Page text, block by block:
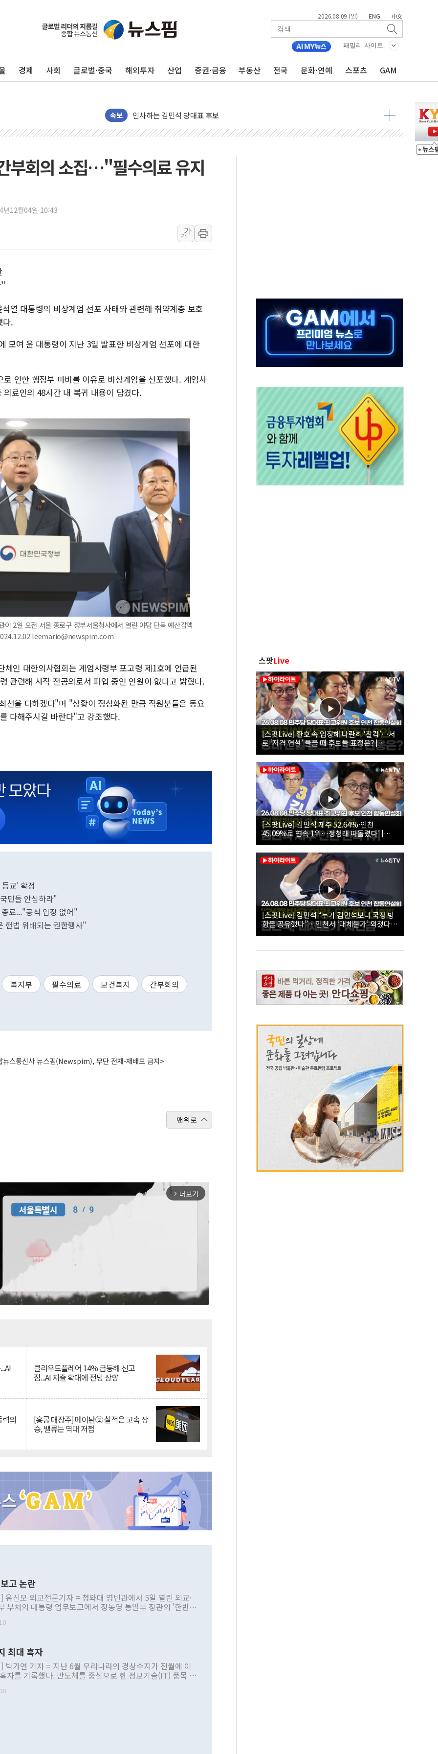
2026.08.09 (일) | ENG | 中文
패밀리 사이트
경제 사회 글로벌·중국 해외투자 산업 증권·금융 부동산 전국 문화·연예 스포츠 GAM
속보
포항시 재난예산 40억 긴급 투입…고수온 양식장 복구·지원 '총력'
울진·영덕 '호우특보'-포항 '산사태 주의보'...경북도, 호우 피해·통제구간 없어
인천 합동연설회 나선 송영길·정청래·김민석 당대표 후보
[속보] 민주, 제주·인천 경선 결과 발표...김민석 47.75% 정청래 42.08%
[속보] 민주, 인천 경선 결과 발표...김민석 45.09% 정청래 43.27% 송영길 11.63%
이번주 국내 주요 금융일정(8.10~8.14)
美, 이란전 출구전략 만지작…공습 한계·탄약 부족 현실화
李대통령 "결혼 때문에 손해 보는 일 없게"…'결혼 페널티' 22개 과제 손본다
여수 오동도 인근 해상서 모터보트 전복…1명 사망·1명 실종
'화합' 꺼낸 김민석에 '뻔뻔' 받아친 정청래…제주 연설서 신경전 고조
부회의 소집…"필수의료 유지
년12월04일 10:43
가
가
"
열 대통령의 비상계엄 선포 사태와 관련해 취약계층 보호
다.
모여 윤 대통령이 지난 3일 발표한 비상계엄 선포에 대한
인한 행정부 마비를 이유로 비상계엄을 선포했다. 계엄사
료인의 48시간 내 복귀 내용이 담겼다.
2일 오전 서울 종로구 정부서울청사에서 열린 야당 단독 예산감액
2024.12.02 leemario@newspim.com
인 대한의사협회는 계엄사령부 포고령 제1호에 언급된
관련해 사직 전공의로서 파업 중인 인원이 없다고 밝혔다.
선을 다하겠다"며 "상황이 정상화된 만큼 직원분들은 동요
다해주시길 바란다"고 강조했다.
교' 확정
민들 안심하라"
료..."공식 입장 없어"
헌법 위배되는 권한행사"
복지부 필수의료 보건복지 간부회의
뉴스통신사 뉴스핌(Newspim), 무단 전재-재배포 금지>
맨위로
arrow_forward_ios 더보기
클라우드플레어 14% 급등해 신고
점...AI 지출 확대에 전망 상향
의 [홍콩 대장주] 메이퇀② 실적은 고속 상
승, 밸류는 역대 저점
고 논란
유신모 외교전문기자 = 청와대 영빈관에서 5일 열린 외교·
부처의 대통령 업무보고에서 정동영 통일부 장관의 '한반도
부 내 조율을 거치지 않은 사안을 정책으로 추진하겠다고 공
근거한 비현실적 구상'이라는 비판을 내놨다. 그동안 정 장
관련 발언이 물의를 빚은 적은 여러 번 있지만 대통령과 유
공개적으로 부정적 입장을 표명한 것은 이례적이다. 정 장
북 접근법과 월권을 제어해야 한다는 목소리도 높아지고 있
최대 흑자
박가연 기자 = 지난 6월 우리나라의 경상수지가 전월에 이
자를 기록했다. 반도체를 중심으로 한 정보기술(IT) 품목 수
르
스팟Live
[스팟Live] 환호 속 입장해 나란히 ‘찰칵’…서
로 ‘저격 연설’ 들을 때 후보들 표정은? |
26.08.08 더불어민주당 당대표·최고위원 후
보 인천 합동연설회
[스팟Live] 김민석 제주 52.64%·인천
45.09%로 연속 1위…정청래 따돌렸다’ |
26.08.08 더불어민주당 당대표·최고위원 후
보 인천 합동연설회
[스팟Live] 김민석 “누가 김민석보다 국정 방
향을 공유했나”…인천서 ‘대체불가’ 외쳤다 |
26.08.08 더불어민주당 당대표·최고위원 후